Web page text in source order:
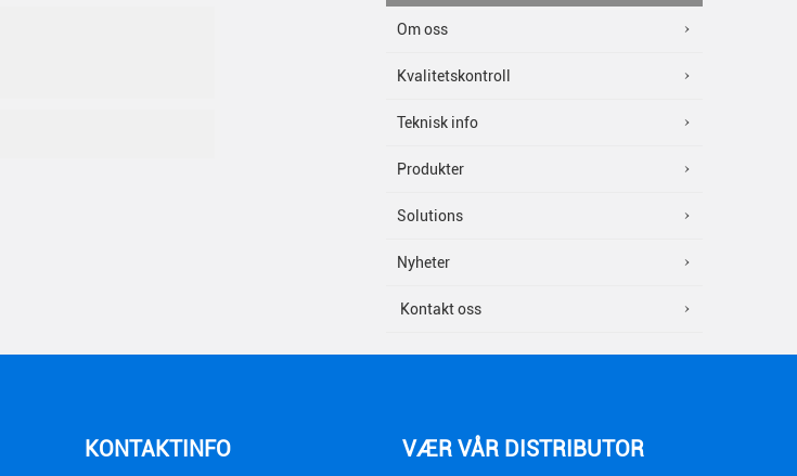
Om oss
Kvalitetskontroll
Teknisk info
Produkter
Solutions
Nyheter
Kontakt oss
KONTAKTINFO VÆR VÅR DISTRIBUTOR